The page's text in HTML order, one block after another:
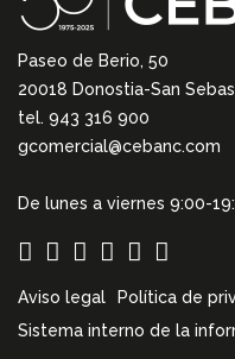
Paseo de Berio, 50
20018 Donostia-San
tel. 943 316 900
gcomercial@cebanc.com
De lunes a viernes 9:00-
Aviso legal Política de
Sistema interno de la